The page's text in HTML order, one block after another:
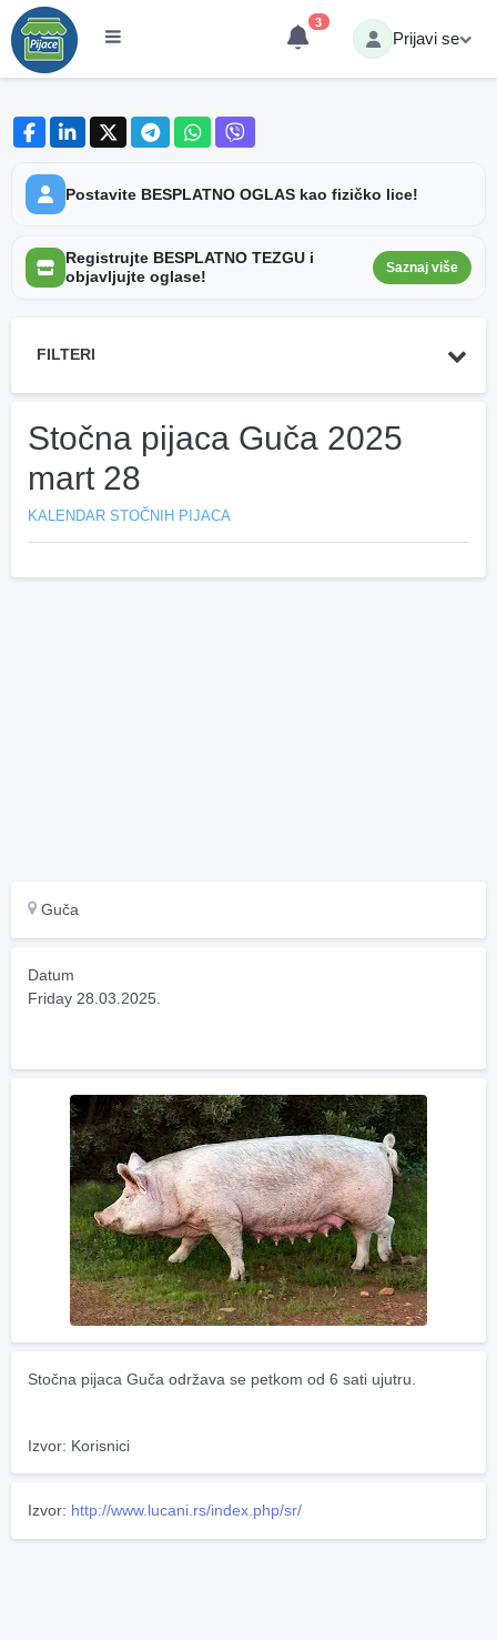
3
Prijavi se
Postavite BESPLATNO OGLAS kao fizičko lice!
Registrujte BESPLATNO TEZGU i
objavljujte oglase!
Saznaj više
FILTERI
Stočna pijaca Guča 2025
mart 28
KALENDAR STOČNIH PIJACA
Guča
Datum
Friday 28.03.2025.
Stočna pijaca Guča održava se petkom od 6 sati ujutru.
Izvor: Korisnici
Izvor: http://www.lucani.rs/index.php/sr/